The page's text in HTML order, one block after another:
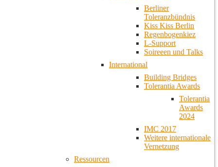
Berliner
Toleranzbündnis
Kiss Kiss Berlin
Regenbogenkiez
L-Support
Soireeen und Talks
International
Building Bridges
Tolerantia Awards
Tolerantia
Awards
2024
IMC 2017
Weitere internationale
Vernetzung
Ressourcen